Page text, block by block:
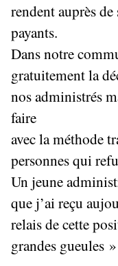
rendent auprès
payants.
Dans notre
gratuitement la
nos administrés
faire
avec la méthode
personnes qui
Un jeune
que j’ai reçu
relais de cette
grandes gueules